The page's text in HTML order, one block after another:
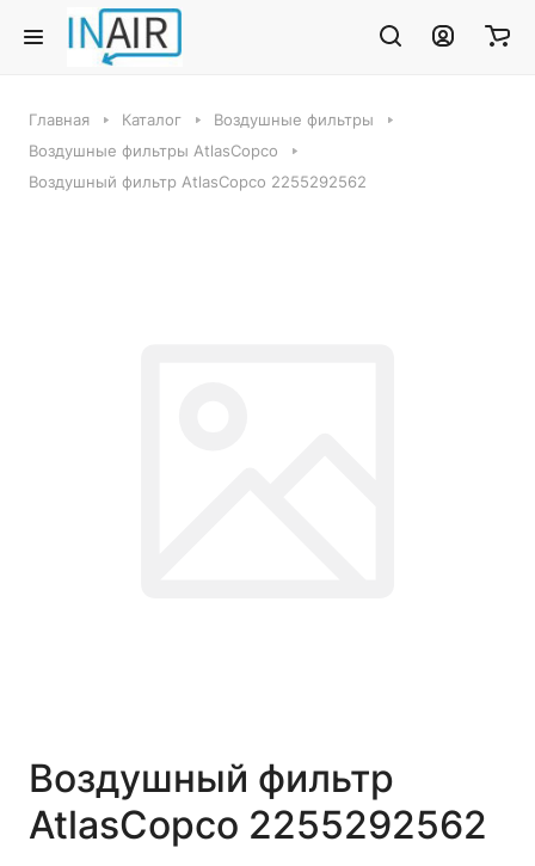
Главная Каталог
Воздушные фильтры
Воздушные фильтры AtlasCopco
Воздушный фильтр AtlasCopco 2255292562
Воздушный фильтр
AtlasCopco 2255292562